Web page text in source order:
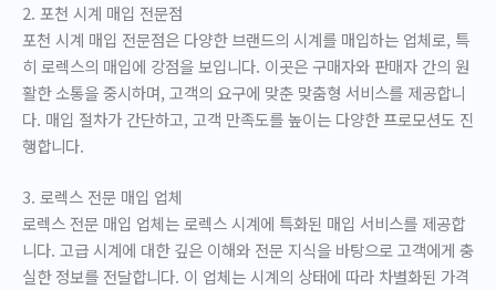
2. 포천 시계 매입 전문점
포천 시계 매입 전문점은 다양한 브랜드의 시계를 매입하는 업체로, 특
히 로렉스의 매입에 강점을 보입니다. 이곳은 구매자와 판매자 간의 원
활한 소통을 중시하며, 고객의 요구에 맞춘 맞춤형 서비스를 제공합니
다. 매입 절차가 간단하고, 고객 만족도를 높이는 다양한 프로모션도 진
행합니다.
3. 로렉스 전문 매입 업체
로렉스 전문 매입 업체는 로렉스 시계에 특화된 매입 서비스를 제공합
니다. 고급 시계에 대한 깊은 이해와 전문 지식을 바탕으로 고객에게 충
실한 정보를 전달합니다. 이 업체는 시계의 상태에 따라 차별화된 가격